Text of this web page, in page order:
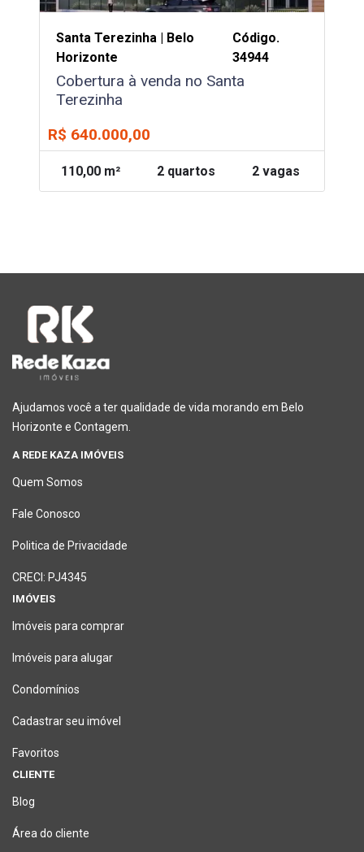
Santa Terezinha | Belo
Horizonte
Código.
34944
Cobertura à venda no Santa
Terezinha
R$ 640.000,00
110,00 m² 2 quartos 2 vagas
Ajudamos você a ter qualidade de vida morando em Belo
Horizonte e Contagem.
A REDE KAZA IMÓVEIS
Quem Somos
Fale Conosco
Politica de Privacidade
CRECI: PJ4345
IMÓVEIS
Imóveis para comprar
Imóveis para alugar
Condomínios
Cadastrar seu imóvel
Favoritos
CLIENTE
Blog
Área do cliente